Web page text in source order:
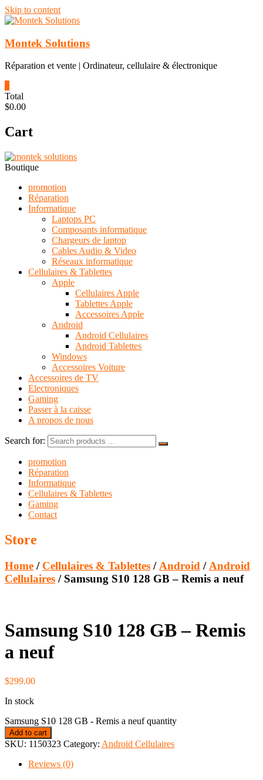
Skip to content
Montek Solutions
Réparation et vente | Ordinateur, cellulaire & électronique
Total
$0.00
Cart
Boutique
promotion
Réparation
Informatique
Laptops PC
Composants informatique
Chargeurs de laptop
Cables Audio & Video
Réseaux informatique
Cellulaires & Tablettes
Apple
Cellulaires Apple
Tablettes Apple
Accessoires Apple
Android
Android Cellulaires
Android Tablettes
Windows
Accessoires Voiture
Accessoires de TV
Electroniques
Gaming
Passer à la caisse
A propos de nous
Search for:
promotion
Réparation
Informatique
Cellulaires & Tablettes
Gaming
Contact
Store
Home / Cellulaires & Tablettes / Android / Android
Cellulaires / Samsung S10 128 GB – Remis a neuf
Samsung S10 128 GB – Remis
a neuf
$299.00
In stock
Samsung S10 128 GB - Remis a neuf quantity
Add to cart
SKU: 1150323 Category: Android Cellulaires
Reviews (0)